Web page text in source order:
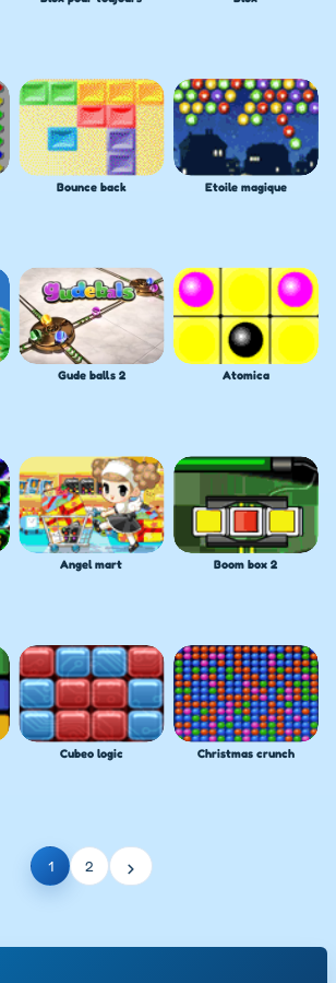
Bounce back Etoile magique
Gude balls 2 Atomica
Angel mart Boom box 2
Cubeo logic Christmas crunch
1 2 ›